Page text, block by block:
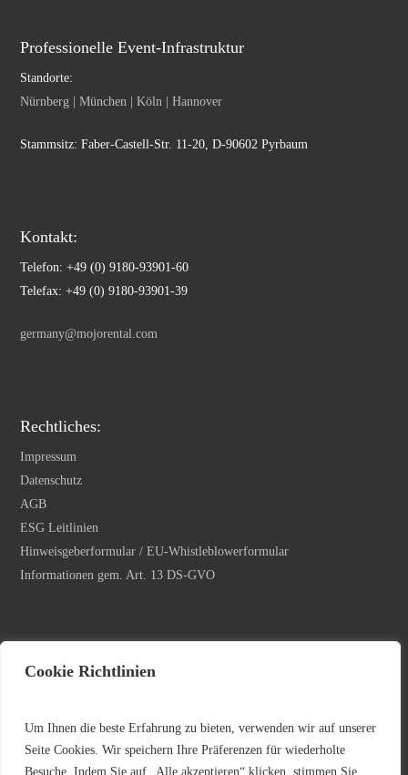
Cookie Richtlinien
Um Ihnen die beste Erfahrung zu bieten, verwenden wir auf unserer
Seite Cookies. Wir speichern Ihre Präferenzen für wiederholte
Besuche. Indem Sie auf „Alle akzeptieren“ klicken, stimmen Sie
Professionelle Event-Infrastruktur
Standorte:
Nürnberg | München | Köln | Hannover
Stammsitz: Faber-Castell-Str. 11-20, D-90602 Pyrbaum
Kontakt:
Telefon: +49 (0) 9180-93901-60
Telefax: +49 (0) 9180-93901-39
germany@mojorental.com
Rechtliches:
Impressum
Datenschutz
AGB
ESG Leitlinien
Hinweisgeberformular / EU-Whistleblowerformular
Informationen gem. Art. 13 DS-GVO
Newsletter Anmeldung